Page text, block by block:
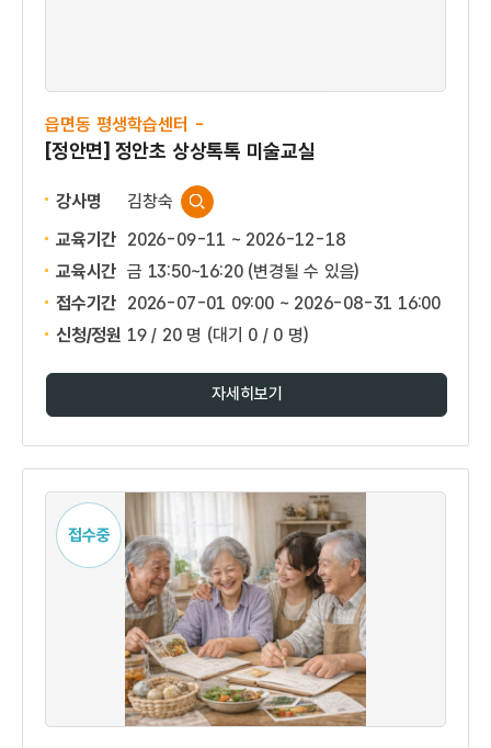
읍면동 평생학습센터 -
[정안면] 정안초 상상톡톡 미술교실
강사명
김창숙
교육기간 2026-09-11 ~ 2026-12-18
교육시간 금 13:50~16:20 (변경될 수 있음)
접수기간 2026-07-01 09:00 ~ 2026-08-31 16:00
신청/정원 19 / 20 명 (대기 0 / 0 명)
자세히보기
접수중